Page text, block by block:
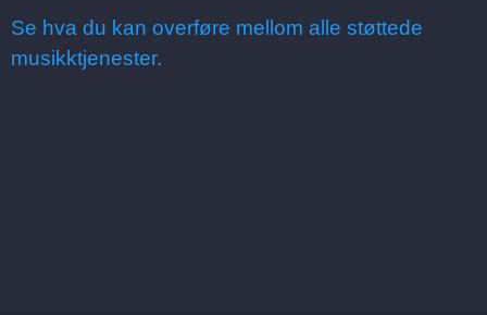
Se hva du kan overføre mellom alle støttede
musikktjenester.